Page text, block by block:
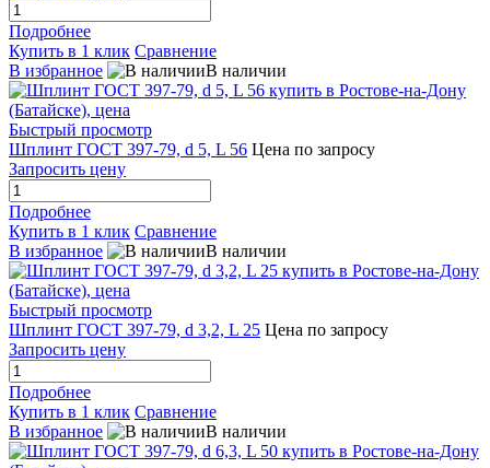
Подробнее
Купить в 1 клик Сравнение
В избранное
В наличии
Быстрый просмотр
Шплинт ГОСТ 397-79, d 5, L 56 Цена по запросу
Запросить цену
Подробнее
Купить в 1 клик Сравнение
В избранное
В наличии
Быстрый просмотр
Шплинт ГОСТ 397-79, d 3,2, L 25 Цена по запросу
Запросить цену
Подробнее
Купить в 1 клик Сравнение
В избранное
В наличии